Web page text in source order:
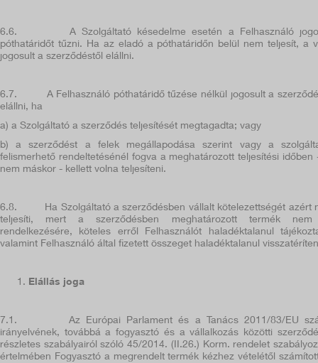
6.6.
A Szolgáltató késedelme esetén a Felhasználó
póthatáridőt tűzni. Ha az eladó a póthatáridőn belül nem teljesít, a
jogosult a szerződéstől elállni.
6.7.
A Felhasználó póthatáridő tűzése nélkül jogosult a
elállni, ha
a) a Szolgáltató a szerződés teljesítését megtagadta; vagy
b) a szerződést a felek megállapodása szerint vagy a
felismerhető rendeltetésénél fogva a meghatározott teljesítési időben
nem máskor - kellett volna teljesíteni.
6.8.
Ha Szolgáltató a szerződésben vállalt kötelezettségét azért
teljesíti, mert a szerződésben meghatározott termék
rendelkezésére, köteles erről Felhasználót haladéktalanul
valamint Felhasználó által fizetett összeget haladéktalanul
Elállás joga
7.1.
Az Európai Parlament és a Tanács 2011/83/EU
irányelvének, továbbá a fogyasztó és a vállalkozás közötti
részletes szabályairól szóló 45/2014. (II.26.) Korm. rendelet
értelmében Fogyasztó a megrendelt termék kézhez vételétől